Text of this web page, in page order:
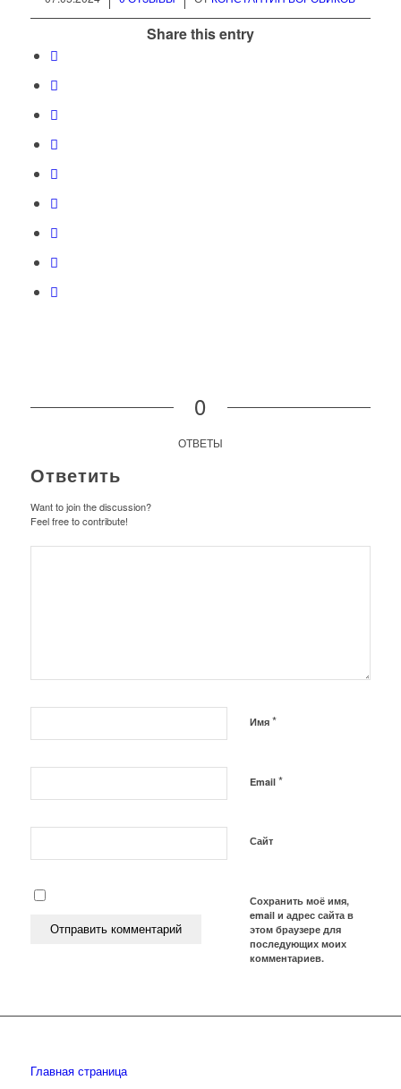
Share this entry
0
ОТВЕТЫ
Ответить
Want to join the discussion?
Feel free to contribute!
Имя *
Email *
Сайт
Сохранить моё имя,
email и адрес сайта в
этом браузере для
последующих моих
комментариев.
Главная страница